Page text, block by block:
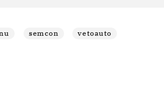
semcon vetoauto